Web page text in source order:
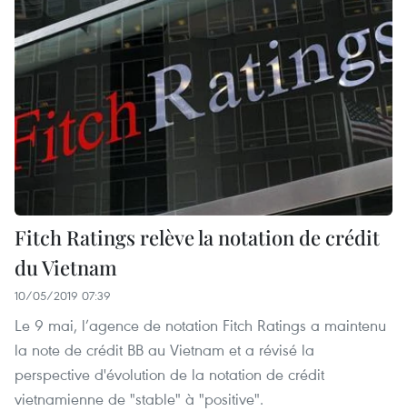
Fitch Ratings relève la notation de crédit
du Vietnam
10/05/2019 07:39
Le 9 mai, l’agence de notation Fitch Ratings a maintenu
la note de crédit BB au Vietnam et a révisé la
perspective d'évolution de la notation de crédit
vietnamienne de "stable" à "positive".